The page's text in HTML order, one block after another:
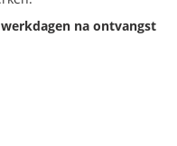
na ontvangst